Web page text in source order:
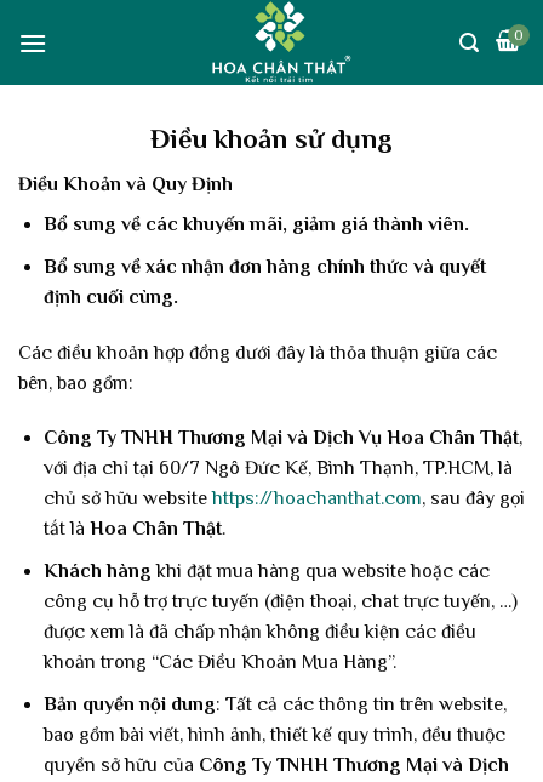
0
Điều khoản sử dụng
Điều Khoản và Quy Định
Bổ sung về các khuyến mãi, giảm giá thành viên.
Bổ sung về xác nhận đơn hàng chính thức và quyết
định cuối cùng.
Các điều khoản hợp đồng dưới đây là thỏa thuận giữa các
bên, bao gồm:
Công Ty TNHH Thương Mại và Dịch Vụ Hoa Chân Thật,
với địa chỉ tại 60/7 Ngô Đức Kế, Bình Thạnh, TP.HCM, là
chủ sở hữu websitehttps://hoachanthat.com, sau đây gọi
tắt là Hoa Chân Thật.
Khách hàng khi đặt mua hàng qua website hoặc các
công cụ hỗ trợ trực tuyến (điện thoại, chat trực tuyến, …)
được xem là đã chấp nhận không điều kiện các điều
khoản trong “Các Điều Khoản Mua Hàng”.
Bản quyền nội dung: Tất cả các thông tin trên website,
bao gồm bài viết, hình ảnh, thiết kế quy trình, đều thuộc
quyền sở hữu của Công Ty TNHH Thương Mại và Dịch